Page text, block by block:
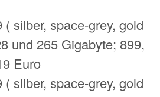
( silber, space-grey, gold
und 265 Gigabyte; 899,
Euro
( silber, space-grey, gold